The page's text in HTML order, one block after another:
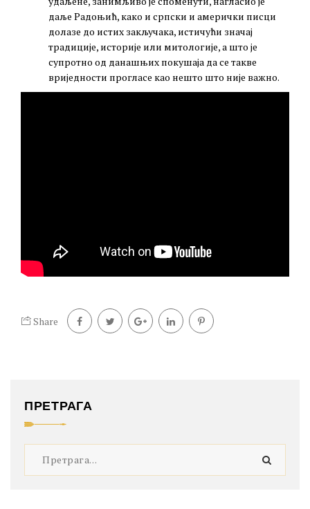
даље Радоњић, како и српски и амерички писци
долазе до истих закључака, истичући значај
традиције, историје или митологије, а што је
супротно од данашњих покушаја да се такве
вриједности прогласе као нешто што није важно.
Share
ПРЕТРАГА